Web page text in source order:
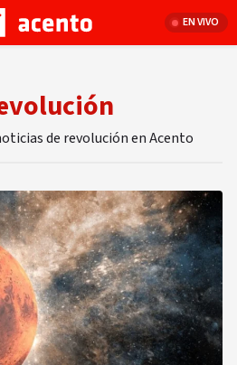
EN VIVO
de revolución en Acento